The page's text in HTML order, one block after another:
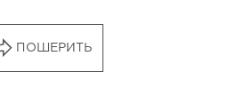
ПОШЕРИТЬ